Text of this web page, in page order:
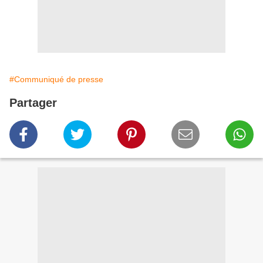
#Communiqué de presse
Partager